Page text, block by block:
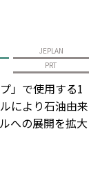
JEPLAN
PRT
」で使用する1
により石油由来
への展開を拡大